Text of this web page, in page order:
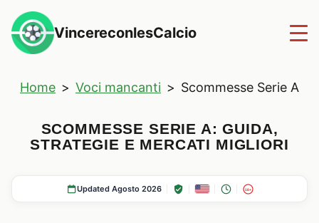
VincereconlesCalcio
Home > Voci mancanti > Scommesse Serie A
SCOMMESSE SERIE A: GUIDA,
STRATEGIE E MERCATI MIGLIORI
Updated Agosto 2026 18+